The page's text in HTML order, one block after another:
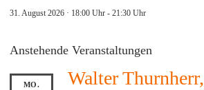
31. August 2026 · 18:00 Uhr - 21:30 Uhr
Anstehende Veranstaltungen
MO.
Walter Thurnherr,